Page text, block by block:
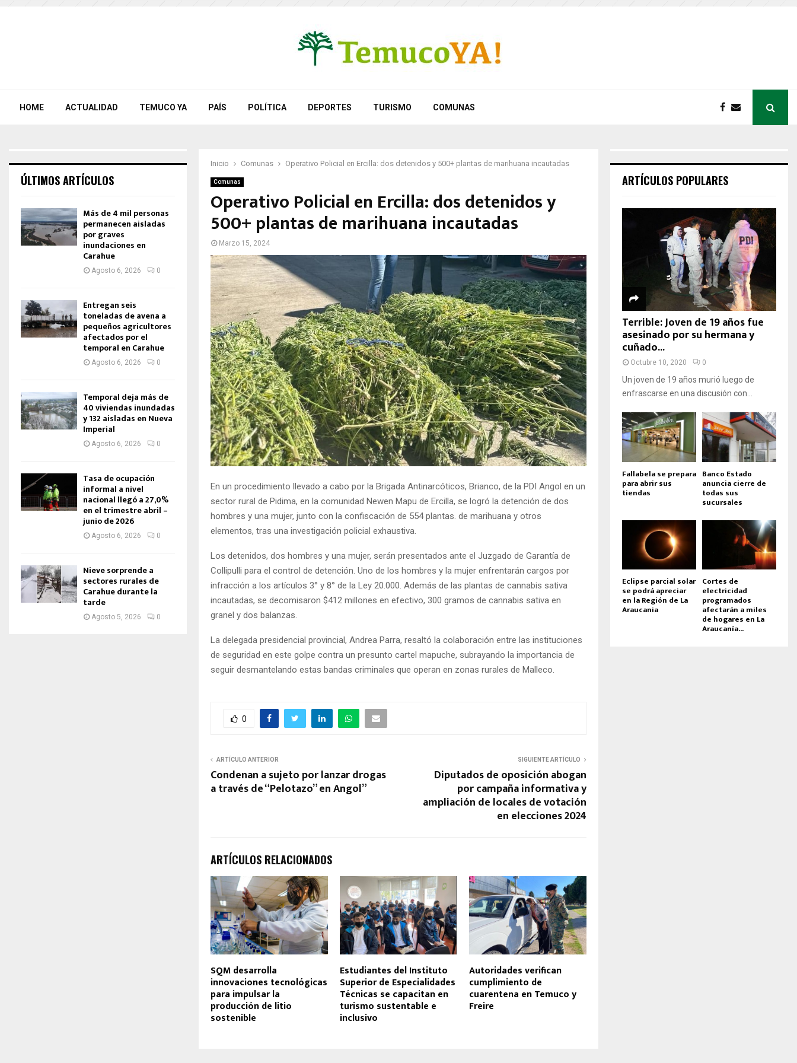
HOME ACTUALIDAD TEMUCO YA PAÍS POLÍTICA DEPORTES TURISMO COMUNAS
Inicio Comunas Operativo Policial en Ercilla: dos detenidos y 500+ plantas de marihuana incautadas
Comunas
Operativo Policial en Ercilla: dos detenidos y
500+ plantas de marihuana incautadas
Marzo 15, 2024
En un procedimiento llevado a cabo por la Brigada Antinarcóticos, Brianco, de la PDI Angol en un
sector rural de Pidima, en la comunidad Newen Mapu de Ercilla, se logró la detención de dos
hombres y una mujer, junto con la confiscación de 554 plantas. de marihuana y otros
elementos, tras una investigación policial exhaustiva.
Los detenidos, dos hombres y una mujer, serán presentados ante el Juzgado de Garantía de
Collipulli para el control de detención. Uno de los hombres y la mujer enfrentarán cargos por
infracción a los artículos 3° y 8° de la Ley 20.000. Además de las plantas de cannabis sativa
incautadas, se decomisaron $412 millones en efectivo, 300 gramos de cannabis sativa en
granel y dos balanzas.
La delegada presidencial provincial, Andrea Parra, resaltó la colaboración entre las instituciones
de seguridad en este golpe contra un presunto cartel mapuche, subrayando la importancia de
seguir desmantelando estas bandas criminales que operan en zonas rurales de Malleco.
0
ARTÍCULO ANTERIOR
Condenan a sujeto por lanzar drogas
a través de “Pelotazo” en Angol”
SIGUIENTE ARTÍCULO
Diputados de oposición abogan
por campaña informativa y
ampliación de locales de votación
en elecciones 2024
ARTÍCULOS RELACIONADOS
SQM desarrolla
innovaciones tecnológicas
para impulsar la
producción de litio
sostenible
Estudiantes del Instituto
Superior de Especialidades
Técnicas se capacitan en
turismo sustentable e
inclusivo
Autoridades verifican
cumplimiento de
cuarentena en Temuco y
Freire
ÚLTIMOS ARTÍCULOS
Más de 4 mil personas
permanecen aisladas
por graves
inundaciones en
Carahue
Agosto 6, 2026 0
Entregan seis
toneladas de avena a
pequeños agricultores
afectados por el
temporal en Carahue
Agosto 6, 2026 0
Temporal deja más de
40 viviendas inundadas
y 132 aisladas en Nueva
Imperial
Agosto 6, 2026 0
Tasa de ocupación
informal a nivel
nacional llegó a 27,0%
en el trimestre abril –
junio de 2026
Agosto 6, 2026 0
Nieve sorprende a
sectores rurales de
Carahue durante la
tarde
Agosto 5, 2026 0
ARTÍCULOS POPULARES
Terrible: Joven de 19 años fue
asesinado por su hermana y
cuñado...
Octubre 10, 2020 0
Un joven de 19 años murió luego de
enfrascarse en una discusión con...
Fallabela se prepara
para abrir sus
tiendas
Banco Estado
anuncia cierre de
todas sus
sucursales
Eclipse parcial solar
se podrá apreciar
en la Región de La
Araucania
Cortes de
electricidad
programados
afectarán a miles
de hogares en La
Araucanía...